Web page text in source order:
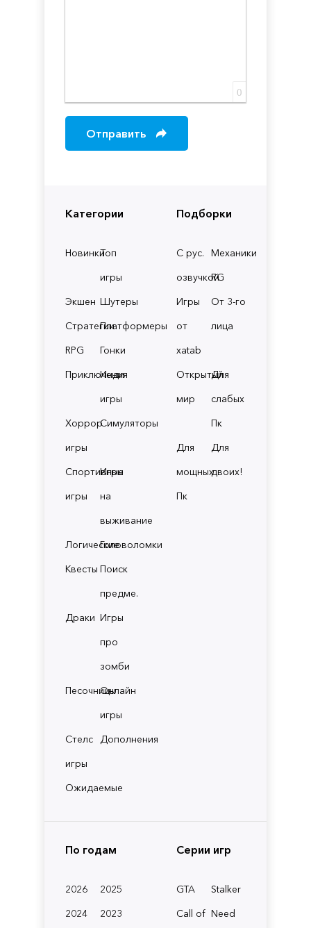
Категории
НовинкиТоп
игры
Экшен Шутеры
СтратегииПлатформеры
RPG
Гонки
Приключения
Инди
игры
Хоррор
игры
Симуляторы
Спортивные
игры
Игры
на
выживание
ЛогическиеГоловоломки
Квесты Поиск
предме.
Драки Игры
про
зомби
ПесочницыОнлайн
игры
Стелс
игры
Дополнения
Ожидаемые
Подборки
С рус.
озвучкой
Механики
RG
Игры
от
xatab
От 3-го
лица
Открытый
мир
Для
слабых
Пк
Для
мощных
Пк
Для
двоих!
По годам
2026
2025
2024
2023
Серии игр
GTA
Stalker
Call of Need
0
Отправить